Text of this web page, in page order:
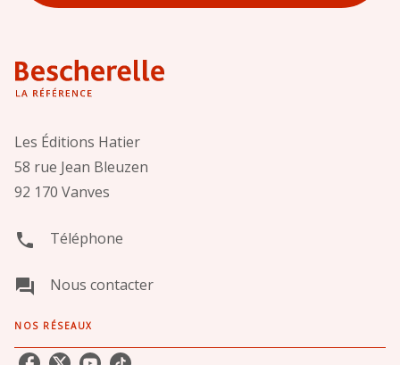
Les Éditions Hatier
58 rue Jean Bleuzen
92 170 Vanves
phone Téléphone
question_answer Nous contacter
NOS RÉSEAUX